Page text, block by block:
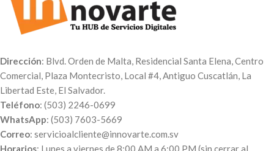
Dirección: Blvd. Orden de Malta, Residencial Santa Elena, Centro
Comercial, Plaza Montecristo, Local #4, Antiguo Cuscatlán, La
Libertad Este, El Salvador.
Teléfono: (503) 2246-0699
WhatsApp: (503) 7603-5669
Correo: servicioalcliente@innovarte.com.sv
Horarios: Lunes a viernes de 8:00 AM a 6:00 PM (sin cerrar al